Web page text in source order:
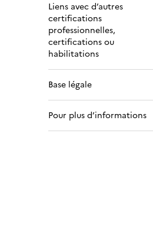
Liens avec d’autres
certifications
professionnelles,
certifications ou
habilitations
Base légale
Pour plus d’informations